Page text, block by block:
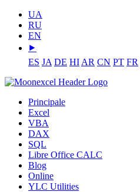
UA
RU
EN
⯈
ES JA DE HI AR CN PT FR
Principale
Excel
VBA
DAX
SQL
Libre Office CALC
Blog
Online
YLC Utilities